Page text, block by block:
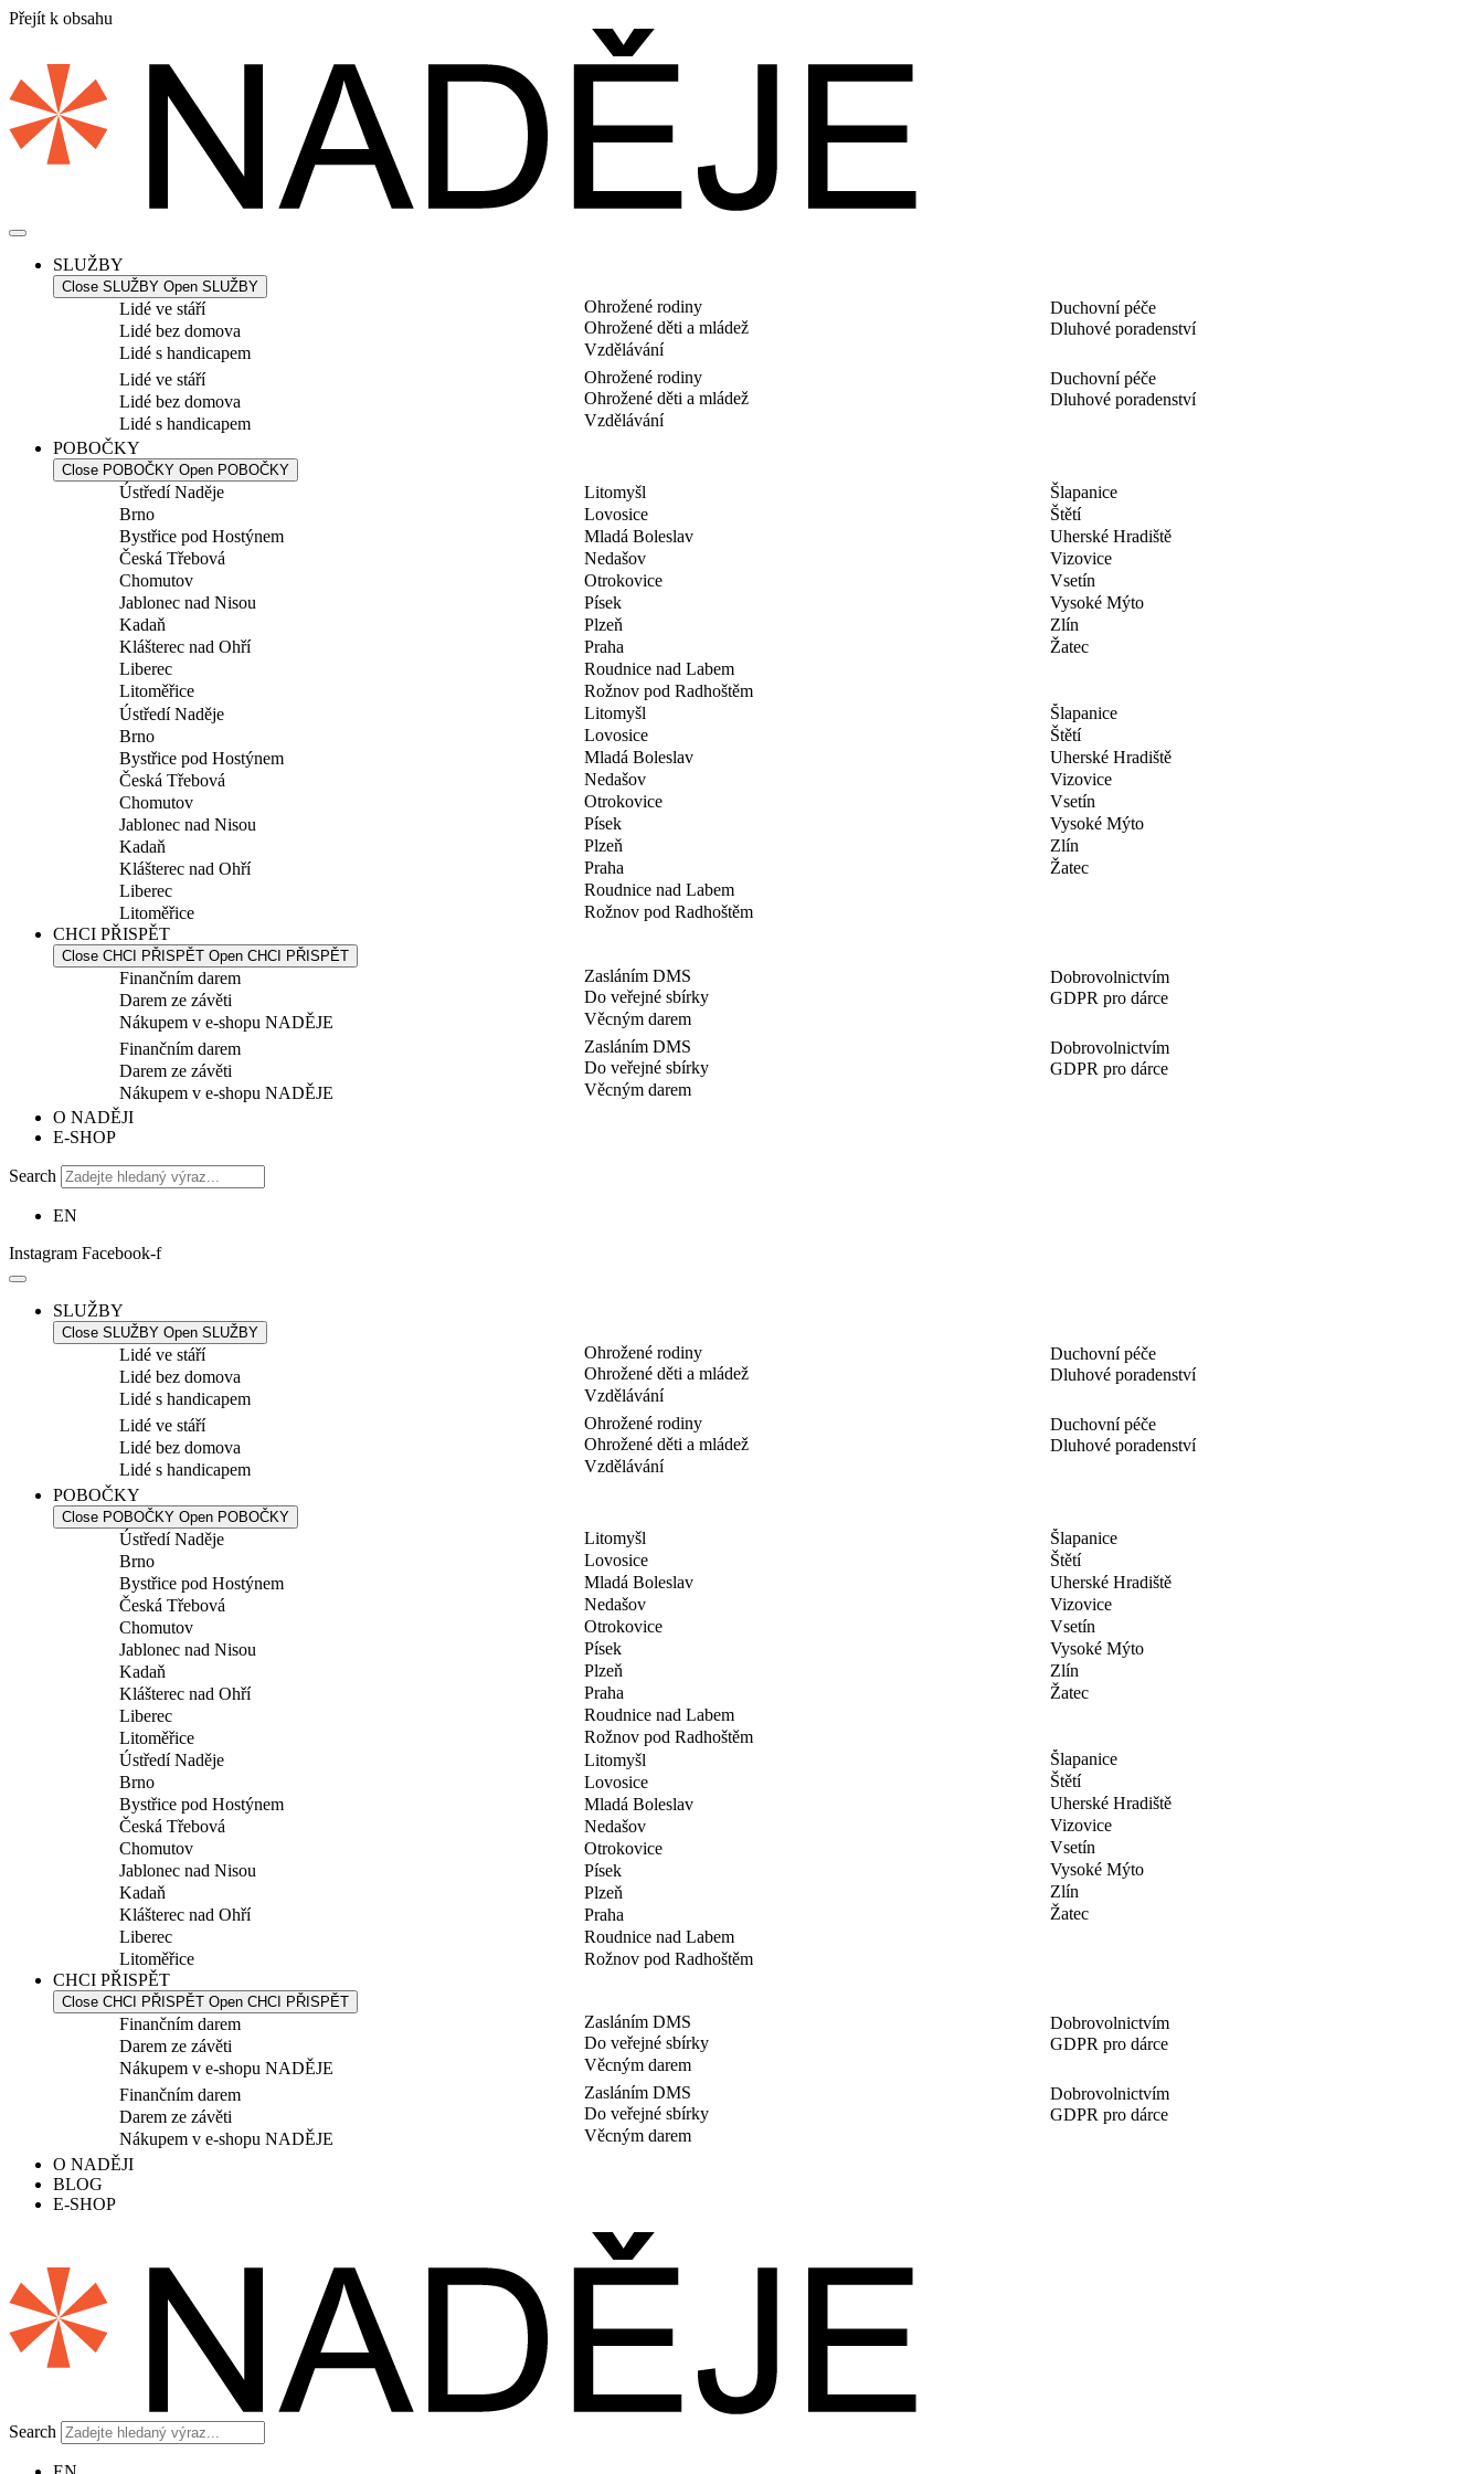
Přejít k obsahu
SLUŽBY
Close SLUŽBY Open SLUŽBY
Lidé ve stáří
Lidé bez domova
Lidé s handicapem
Ohrožené rodiny
Ohrožené děti a mládež
Vzdělávání
Duchovní péče
Dluhové poradenství
Lidé ve stáří
Lidé bez domova
Lidé s handicapem
Ohrožené rodiny
Ohrožené děti a mládež
Vzdělávání
Duchovní péče
Dluhové poradenství
POBOČKY
Close POBOČKY Open POBOČKY
Ústředí Naděje
Brno
Bystřice pod Hostýnem
Česká Třebová
Chomutov
Jablonec nad Nisou
Kadaň
Klášterec nad Ohří
Liberec
Litoměřice
Litomyšl
Lovosice
Mladá Boleslav
Nedašov
Otrokovice
Písek
Plzeň
Praha
Roudnice nad Labem
Rožnov pod Radhoštěm
Šlapanice
Štětí
Uherské Hradiště
Vizovice
Vsetín
Vysoké Mýto
Zlín
Žatec
Ústředí Naděje
Brno
Bystřice pod Hostýnem
Česká Třebová
Chomutov
Jablonec nad Nisou
Kadaň
Klášterec nad Ohří
Liberec
Litoměřice
Litomyšl
Lovosice
Mladá Boleslav
Nedašov
Otrokovice
Písek
Plzeň
Praha
Roudnice nad Labem
Rožnov pod Radhoštěm
Šlapanice
Štětí
Uherské Hradiště
Vizovice
Vsetín
Vysoké Mýto
Zlín
Žatec
CHCI PŘISPĚT
Close CHCI PŘISPĚT Open CHCI PŘISPĚT
Finančním darem
Darem ze závěti
Nákupem v e-shopu NADĚJE
Zasláním DMS
Do veřejné sbírky
Věcným darem
Dobrovolnictvím
GDPR pro dárce
Finančním darem
Darem ze závěti
Nákupem v e-shopu NADĚJE
Zasláním DMS
Do veřejné sbírky
Věcným darem
Dobrovolnictvím
GDPR pro dárce
O NADĚJI
E-SHOP
Search
EN
Instagram Facebook-f
SLUŽBY
Close SLUŽBY Open SLUŽBY
Lidé ve stáří
Lidé bez domova
Lidé s handicapem
Ohrožené rodiny
Ohrožené děti a mládež
Vzdělávání
Duchovní péče
Dluhové poradenství
Lidé ve stáří
Lidé bez domova
Lidé s handicapem
Ohrožené rodiny
Ohrožené děti a mládež
Vzdělávání
Duchovní péče
Dluhové poradenství
POBOČKY
Close POBOČKY Open POBOČKY
Ústředí Naděje
Brno
Bystřice pod Hostýnem
Česká Třebová
Chomutov
Jablonec nad Nisou
Kadaň
Klášterec nad Ohří
Liberec
Litoměřice
Litomyšl
Lovosice
Mladá Boleslav
Nedašov
Otrokovice
Písek
Plzeň
Praha
Roudnice nad Labem
Rožnov pod Radhoštěm
Šlapanice
Štětí
Uherské Hradiště
Vizovice
Vsetín
Vysoké Mýto
Zlín
Žatec
Ústředí Naděje
Brno
Bystřice pod Hostýnem
Česká Třebová
Chomutov
Jablonec nad Nisou
Kadaň
Klášterec nad Ohří
Liberec
Litoměřice
Litomyšl
Lovosice
Mladá Boleslav
Nedašov
Otrokovice
Písek
Plzeň
Praha
Roudnice nad Labem
Rožnov pod Radhoštěm
Šlapanice
Štětí
Uherské Hradiště
Vizovice
Vsetín
Vysoké Mýto
Zlín
Žatec
CHCI PŘISPĚT
Close CHCI PŘISPĚT Open CHCI PŘISPĚT
Finančním darem
Darem ze závěti
Nákupem v e-shopu NADĚJE
Zasláním DMS
Do veřejné sbírky
Věcným darem
Dobrovolnictvím
GDPR pro dárce
Finančním darem
Darem ze závěti
Nákupem v e-shopu NADĚJE
Zasláním DMS
Do veřejné sbírky
Věcným darem
Dobrovolnictvím
GDPR pro dárce
O NADĚJI
BLOG
E-SHOP
Search